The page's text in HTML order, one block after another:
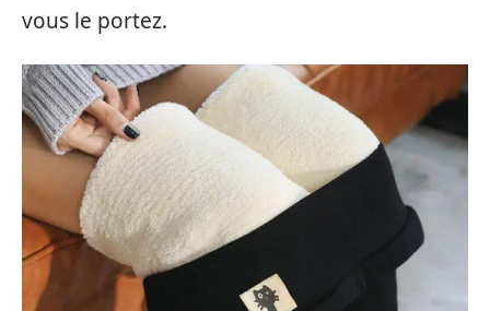
vous le portez.